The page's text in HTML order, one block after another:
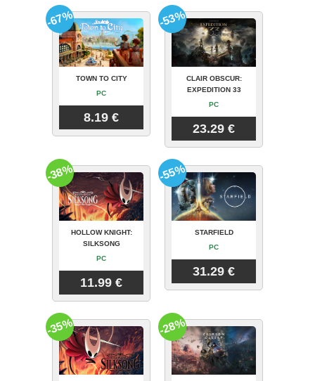
TOWN TO CITY
PC
8.19 €
-67%
CLAIR OBSCUR:
EXPEDITION 33
PC
23.29 €
-53%
HOLLOW KNIGHT:
SILKSONG
PC
11.99 €
-38%
STARFIELD
PC
31.29 €
-55%
-35% -28%